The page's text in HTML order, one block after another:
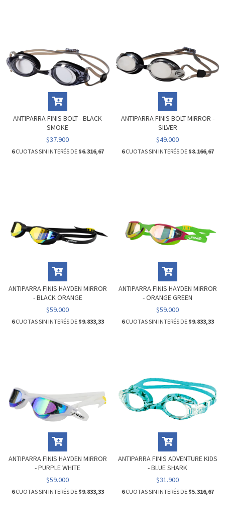
ANTIPARRA FINIS BOLT - BLACK
SMOKE
$37.900
6CUOTAS SIN INTERÉS DE $6.316,67
ANTIPARRA FINIS BOLT MIRROR -
SILVER
$49.000
6CUOTAS SIN INTERÉS DE $8.166,67
ANTIPARRA FINIS HAYDEN MIRROR
- BLACK ORANGE
$59.000
6CUOTAS SIN INTERÉS DE $9.833,33
ANTIPARRA FINIS HAYDEN MIRROR
- ORANGE GREEN
$59.000
6CUOTAS SIN INTERÉS DE $9.833,33
ANTIPARRA FINIS HAYDEN MIRROR
- PURPLE WHITE
$59.000
6CUOTAS SIN INTERÉS DE $9.833,33
ANTIPARRA FINIS ADVENTURE KIDS
- BLUE SHARK
$31.900
6CUOTAS SIN INTERÉS DE $5.316,67